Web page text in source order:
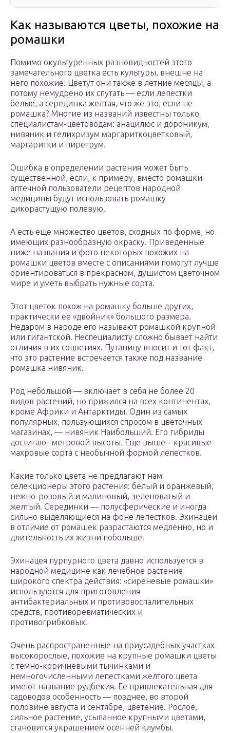
Как называются цветы, похожие на
ромашки
Помимо окультуренных разновидностей этого
замечательного цветка есть культуры, внешне на
него похожие. Цветут они также в летние месяцы, а
потому немудрено их спутать — если лепестки
белые, а серединка желтая, что же это, если не
ромашка? Многие из названий известны только
специалистам-цветоводам: анацилюс и дороникум,
нивяник и гелихризум маргариткоцветковый,
маргаритки и пиретрум.
Ошибка в определении растения может быть
существенной, если, к примеру, вместо ромашки
аптечной пользователи рецептов народной
медицины будут использовать ромашку
дикорастущую полевую.
А есть еще множество цветов, сходных по форме, но
имеющих разнообразную окраску. Приведенные
ниже названия и фото некоторых похожих на
ромашки цветов вместе с описаниями помогут лучше
ориентироваться в прекрасном, душистом цветочном
мире и уметь выбрать нужные сорта.
Этот цветок похож на ромашку больше других,
практически ее «двойник» большого размера.
Недаром в народе его называют ромашкой крупной
или гигантской. Неспециалисту сложно бывает найти
отличия в их соцветиях. Путаницу вносит и тот факт,
что это растение встречается также под название
ромашка нивяник.
Род небольшой — включает в себя не более 20
видов растений, но прижился на всех континентах,
кроме Африки и Антарктиды. Один из самых
популярных, пользующихся спросом в цветочных
магазинах, — нивяник Наибольший. Его гибриды
достигают метровой высоты. Еще выше – красивые
махровые сорта с необычной формой лепестков.
Какие только цвета не предлагают нам
селекционеры этого растения: белый и оранжевый,
нежно-розовый и малиновый, зеленоватый и
желтый. Серединки — полусферические и иногда
сильно выделяющиеся на фоне лепестков. Эхинацеи
в отличие от ромашек разрастаются медленно, но и
длительность их жизни побольше.
Эхинацея пурпурного цвета давно используется в
народной медицине как лечебное растение
широкого спектра действия: «сиреневые ромашки»
используются для приготовления
антибактериальных и противовоспалительных
средств, противоревматических и
противогрибковых.
Очень распространенные на приусадебных участках
высокорослые, похожие на крупные ромашки цветы
с темно-коричневыми тычинками и
немногочисленными лепестками желтого цвета
имеют название рудбекия. Ее привлекательная для
садоводов особенность — позднее, во второй
половине августа и сентябре, цветение. Рослое,
сильное растение, усыпанное крупными цветами,
становится украшением осенней клумбы.